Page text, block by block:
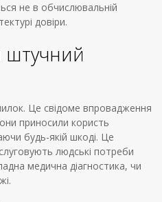
не в обчислювальній
довіри.
штучний
Це свідоме впровадження
приносили користь
будь-якій шкоді. Це
людські потреби
медична діагностика, чи